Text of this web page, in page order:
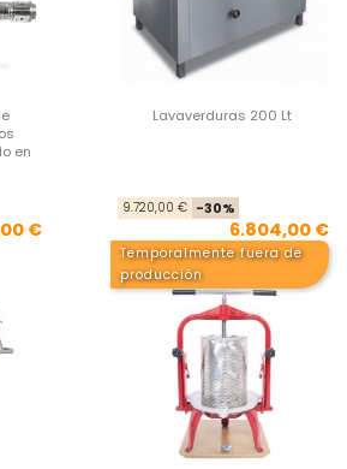
en
Precio base
€
Lavaverduras 200 Lt
9.720,00 € -30%
6.804,00 €
Temporalmente fuera de
producción